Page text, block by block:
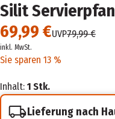
Silit
69,99 €UVP79,99 €
inkl. MwSt.
Sie sparen 13 %
Inhalt: 1 Stk.
Lieferung nach